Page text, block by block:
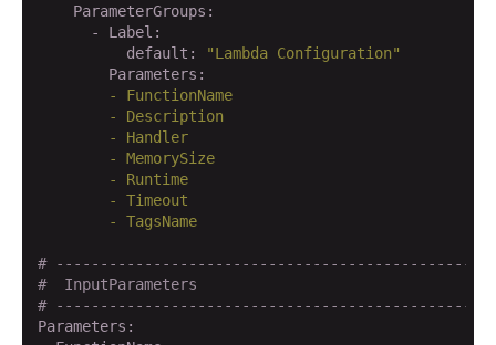
    ParameterGroups:
      - Label:
          default:
"Lambda Configuration"
        Parameters:
        -
FunctionName
        -
Description
        -
Handler
        -
MemorySize
        -
Runtime
        -
Timeout
        -
TagsName
#
#  InputParameters
#
Parameters: